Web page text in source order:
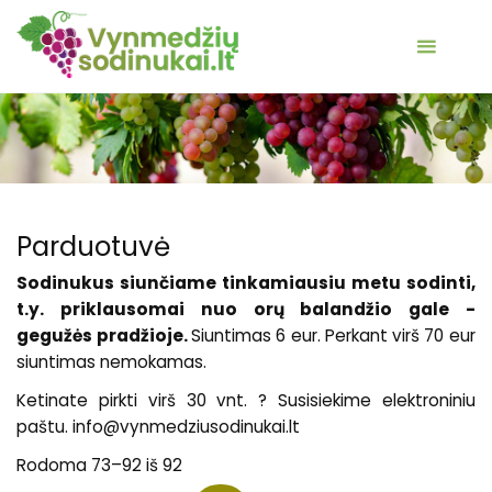
Parduotuvė
Sodinukus siunčiame tinkamiausiu metu sodinti,
t.y. priklausomai nuo orų balandžio gale -
gegužės pradžioje.Siuntimas 6 eur. Perkant virš 70 eur
siuntimas nemokamas.
Ketinate pirkti virš 30 vnt. ? Susisiekime elektroniniu
paštu. info@vynmedziusodinukai.lt
Rodoma 73–92 iš 92